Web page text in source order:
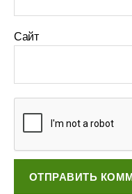
Сайт